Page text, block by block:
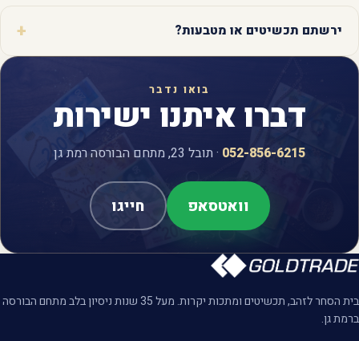
ירשתם תכשיטים או מטבעות?
בואו נדבר
דברו איתנו ישירות
052-856-6215 · תובל 23, מתחם הבורסה רמת גן
וואטסאפ חייגו
בית הסחר לזהב, תכשיטים ומתכות יקרות. מעל 35 שנות ניסיון בלב מתחם הבורסה
ברמת גן.